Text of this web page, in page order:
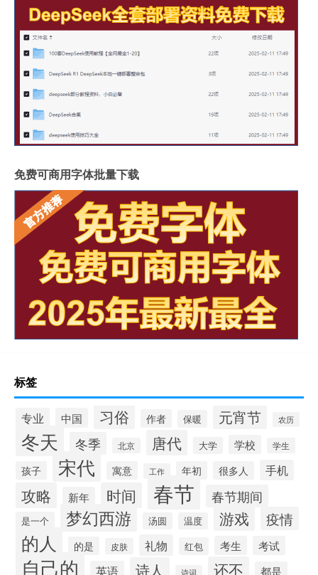
免费可商用字体批量下载
标签
专业 中国 习俗 作者 保暖 元宵节 农历
冬天 冬季 北京 唐代 大学 学校 学生
孩子 宋代 寓意 工作 年初 很多人 手机
攻略 新年 时间 春节 春节期间
是一个 梦幻西游 汤圆 温度 游戏 疫情
的人 的是 皮肤 礼物 红包 考生 考试
自己的 英语 诗人 诗词 还不 都是